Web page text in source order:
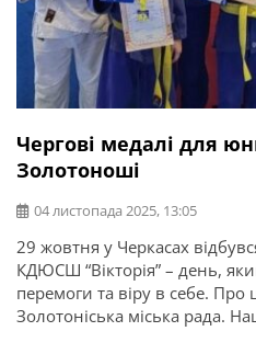
Чергові медалі для
Золотоноші
04 листопада 2025, 13:05
29 жовтня у Черкасах
КДЮСШ “Вікторія” – день,
перемоги та віру в себе. Про
Золотоніська міська рада.